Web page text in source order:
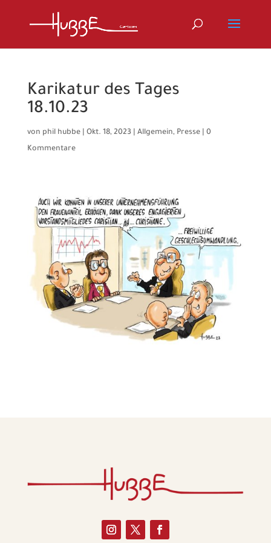
Karikatur des Tages
18.10.23
von phil hubbe| Okt. 18, 2023| Allgemein, Presse| 0
Kommentare